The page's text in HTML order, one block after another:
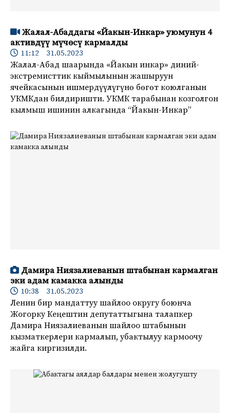
Жалал-Абаддагы «Йакын-Инкар» уюмунун 4
активдүү мүчөсү кармалды
11:12 31.05.2023
Жалал-Абад шаарында «Йакын инкар» диний-
экстремисттик кыймылынын жашыруун
ячейкасынын ишмердүүлүгүнө бөгөт коюлганын
УКМКдан билдиришти. УКМК тарабынан козголгон
кылмыш ишинин алкагында “Йакын-Инкар”
Дамира Ниязалиеванын штабынан кармалган
эки адам камакка алынды
10:38 31.05.2023
Ленин бир мандаттуу шайлоо округу боюнча
Жогорку Кеңештин депутаттыгына талапкер
Дамира Ниязалиеванын шайлоо штабынын
кызматкерлери кармалып, убактылуу кармоочу
жайга киргизилди.